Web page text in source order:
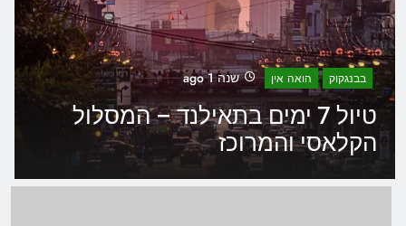
בבנגקוק הואה אין שנה 1 ago
טיול 7 ימים בתאילנד – המסלול
הקלאסי והמרוכז